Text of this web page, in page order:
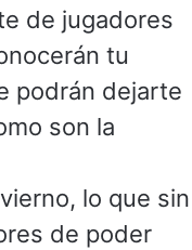
de jugadores
tu
podrán dejarte
son la
lo que sin
de poder